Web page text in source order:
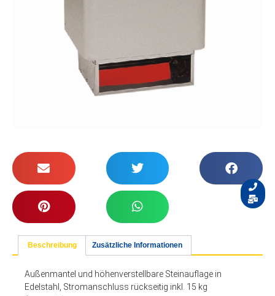
Beschreibung Zusätzliche Informationen
Außenmantel und höhenverstellbare Steinauflage in
Edelstahl, Stromanschluss rückseitig inkl. 15 kg